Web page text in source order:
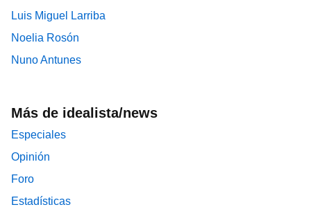
Luis Miguel Larriba
Noelia Rosón
Nuno Antunes
Más de idealista/news
Especiales
Opinión
Foro
Estadísticas